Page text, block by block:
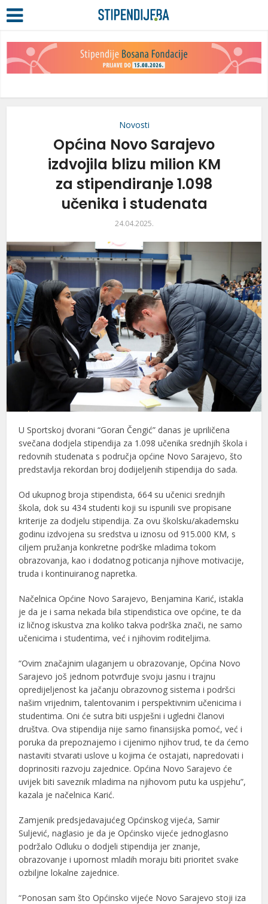
Novosti
Općina Novo Sarajevo
izdvojila blizu milion KM
za stipendiranje 1.098
učenika i studenata
24.04.2025.
U Sportskoj dvorani “Goran Čengić” danas je upriličena
svečana dodjela stipendija za 1.098 učenika srednjih škola i
redovnih studenata s područja općine Novo Sarajevo, što
predstavlja rekordan broj dodijeljenih stipendija do sada.
Od ukupnog broja stipendista, 664 su učenici srednjih
škola, dok su 434 studenti koji su ispunili sve propisane
kriterije za dodjelu stipendija. Za ovu školsku/akademsku
godinu izdvojena su sredstva u iznosu od 915.000 KM, s
ciljem pružanja konkretne podrške mladima tokom
obrazovanja, kao i dodatnog poticanja njihove motivacije,
truda i kontinuiranog napretka.
Načelnica Općine Novo Sarajevo, Benjamina Karić, istakla
je da je i sama nekada bila stipendistica ove općine, te da
iz ličnog iskustva zna koliko takva podrška znači, ne samo
učenicima i studentima, već i njihovim roditeljima.
“Ovim značajnim ulaganjem u obrazovanje, Općina Novo
Sarajevo još jednom potvrđuje svoju jasnu i trajnu
opredijeljenost ka jačanju obrazovnog sistema i podršci
našim vrijednim, talentovanim i perspektivnim učenicima i
studentima. Oni će sutra biti uspješni i ugledni članovi
društva. Ova stipendija nije samo finansijska pomoć, već i
poruka da prepoznajemo i cijenimo njihov trud, te da ćemo
nastaviti stvarati uslove u kojima će ostajati, napredovati i
doprinositi razvoju zajednice. Općina Novo Sarajevo će
uvijek biti saveznik mladima na njihovom putu ka uspjehu”,
kazala je načelnica Karić.
Zamjenik predsjedavajućeg Općinskog vijeća, Samir
Suljević, naglasio je da je Općinsko vijeće jednoglasno
podržalo Odluku o dodjeli stipendija jer znanje,
obrazovanje i upornost mladih moraju biti prioritet svake
ozbiljne lokalne zajednice.
“Ponosan sam što Općinsko vijeće Novo Sarajevo stoji iza